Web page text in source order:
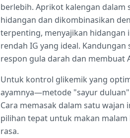
berlebih. Aprikot kalengan dalam
hidangan dan dikombinasikan
terpenting, menyajikan hidangan
rendah IG yang ideal.
respon gula darah dan membuat
Untuk kontrol glikemik yang
ayamnya—metode "sayur
Cara memasak dalam satu
pilihan tepat untuk makan
rasa.